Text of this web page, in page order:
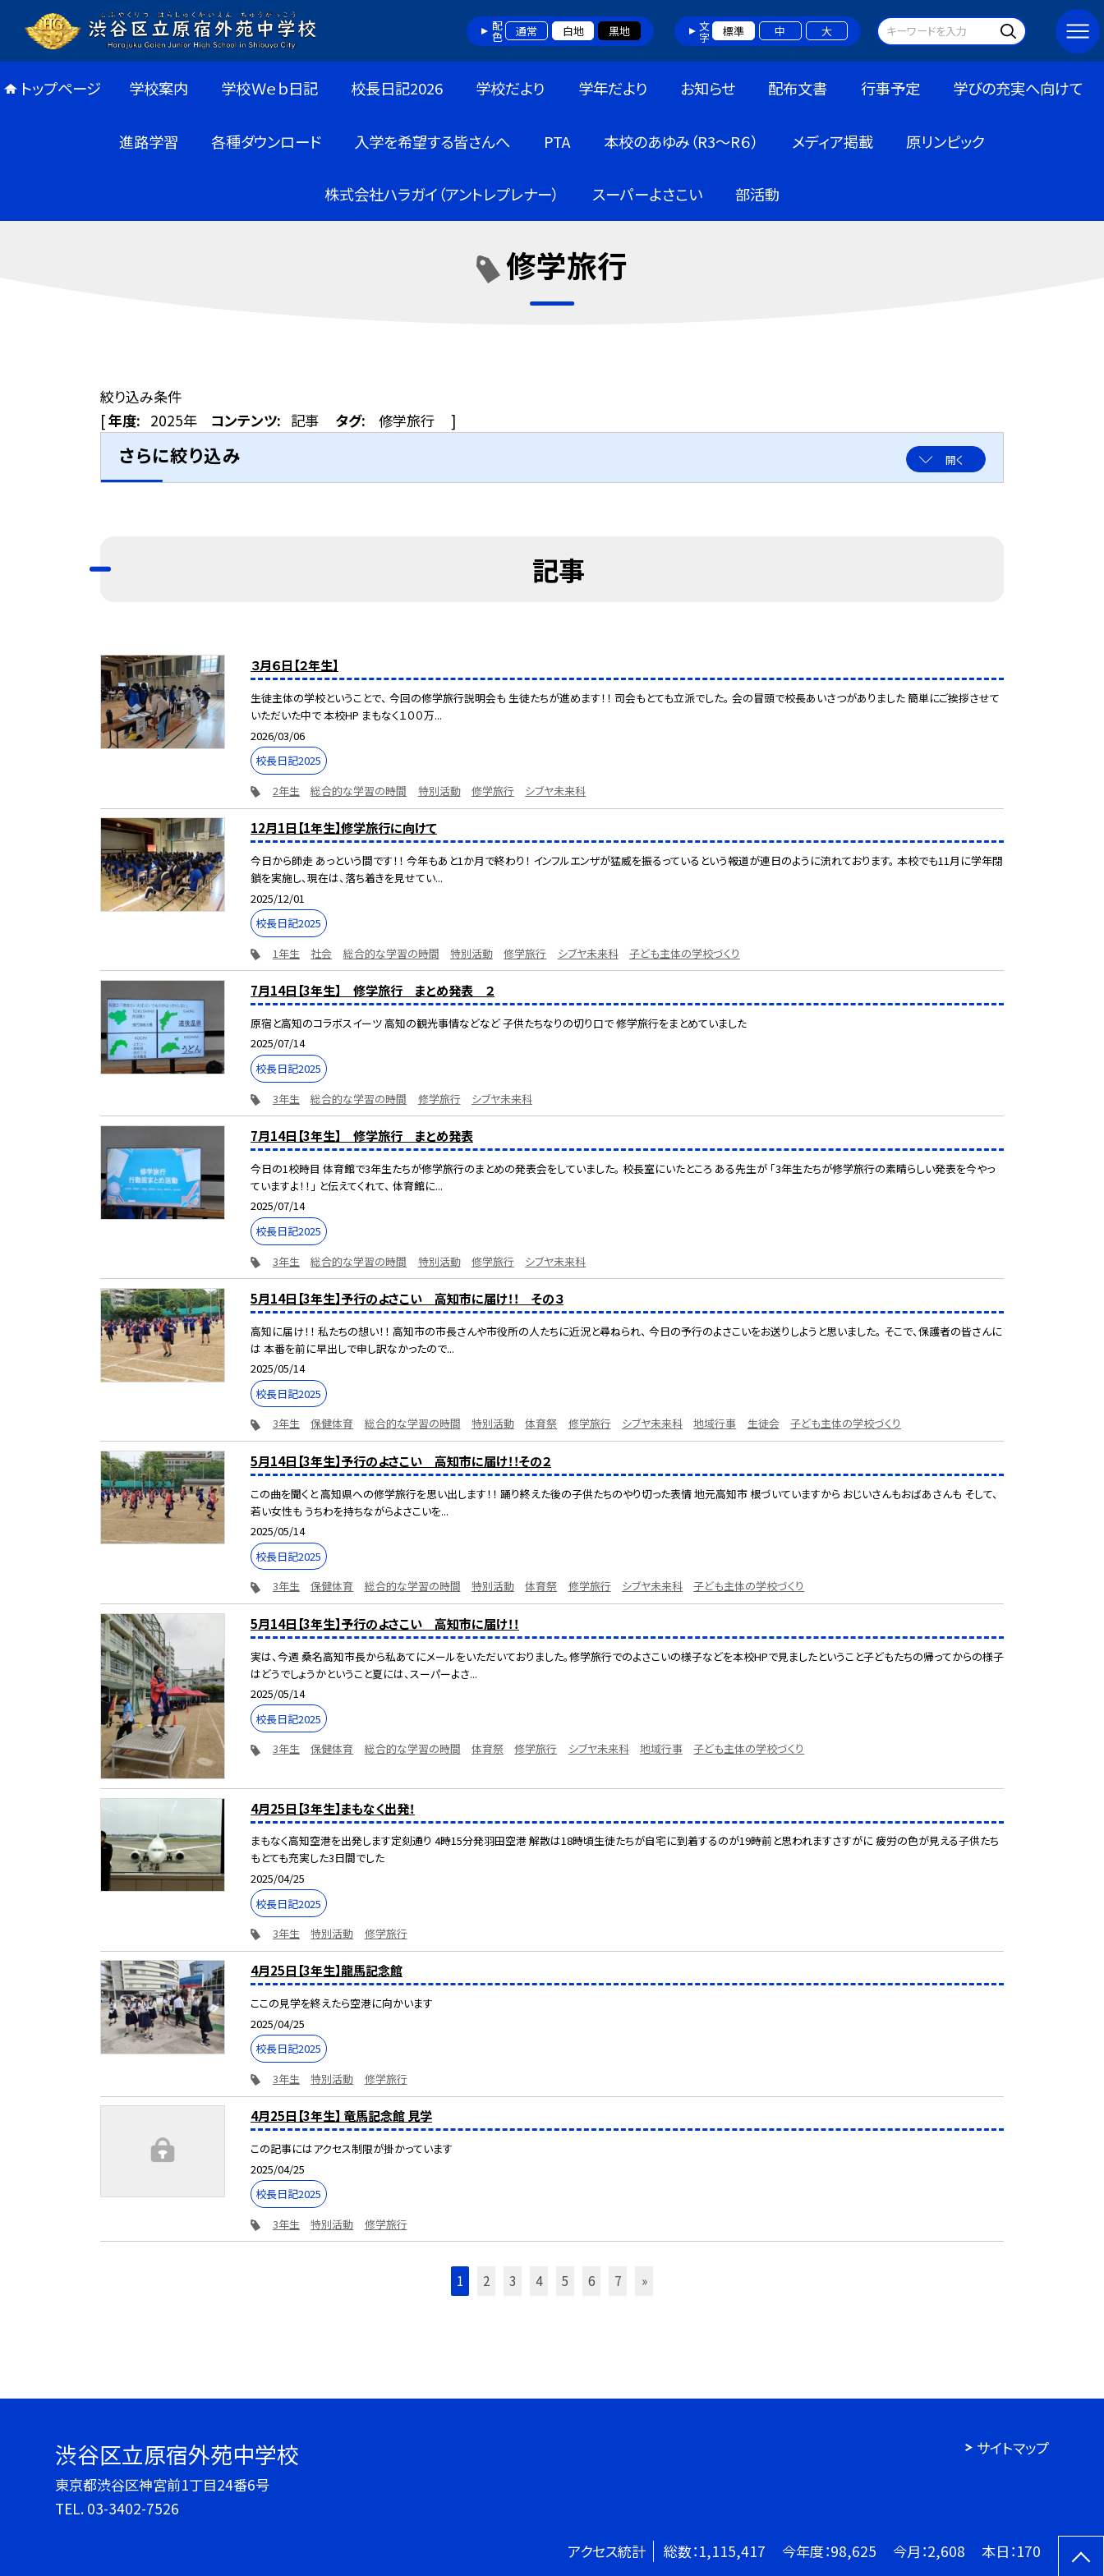
配色 通常 白地 黒地 文字 標準 中 大
トップページ 学校案内 学校Ｗｅｂ日記 校長日記2026 学校だより 学年だより お知らせ 配布文書 行事予定 学びの充実へ向けて
進路学習 各種ダウンロード 入学を希望する皆さんへ PTA 本校のあゆみ（R3～R６） メディア掲載 原リンピック
株式会社ハラガイ（アントレプレナー） スーパーよさこい 部活動
修学旅行
絞り込み条件
[年度: 2025年 コンテンツ: 記事 タグ: 修学旅行 ]
さらに絞り込み 開く
記事
３月６日【２年生】
生徒主体の学校ということで、 今回の修学旅行説明会も 生徒たちが進めます！！ 司会もとても立派でした。 会の冒頭で校長あいさつがありました 簡単にご挨拶させて
いただいた中で 本校HP まもなく１００万...
2026/03/06
校長日記2025
2年生
総合的な学習の時間 特別活動 修学旅行 シブヤ未来科
12月1日【1年生】修学旅行に向けて
今日から師走 あっという間です！！ 今年もあと1か月で終わり！ インフルエンザが猛威を振るっているという報道が連日のように流れております。 本校でも11月に学年閉
鎖を実施し、現在は、落ち着きを見せてい...
2025/12/01
校長日記2025
1年生
社会 総合的な学習の時間 特別活動 修学旅行 シブヤ未来科 子ども主体の学校づくり
7月14日【3年生】 修学旅行 まとめ発表 ２
原宿と高知のコラボスイーツ 高知の観光事情などなど 子供たちなりの切り口で 修学旅行をまとめていました
2025/07/14
校長日記2025
3年生
総合的な学習の時間 修学旅行 シブヤ未来科
7月14日【3年生】 修学旅行 まとめ発表
今日の1校時目 体育館で3年生たちが修学旅行のまとめの発表会をしていました。 校長室にいたところ ある先生が 「3年生たちが修学旅行の素晴らしい発表を今やっ
ていますよ！！」 と伝えてくれて、 体育館に...
2025/07/14
校長日記2025
3年生
総合的な学習の時間 特別活動 修学旅行 シブヤ未来科
5月14日【3年生】予行のよさこい 高知市に届け！！ その３
高知に届け！！ 私たちの想い！！ 高知市の市長さんや市役所の人たちに近況と尋ねられ、 今日の予行のよさこいをお送りしようと思いました。 そこで、保護者の皆さんに
は 本番を前に早出しで申し訳なかったので...
2025/05/14
校長日記2025
3年生
保健体育 総合的な学習の時間 特別活動 体育祭 修学旅行 シブヤ未来科 地域行事 生徒会 子ども主体の学校づくり
5月14日【3年生】予行のよさこい 高知市に届け！！その２
この曲を聞くと 高知県への修学旅行を思い出します！！ 踊り終えた後の子供たちのやり切った表情 地元高知市 根づいていますから おじいさんもおばあさんも そして、
若い女性も うちわを持ちながらよさこいを...
2025/05/14
校長日記2025
3年生
保健体育 総合的な学習の時間 特別活動 体育祭 修学旅行 シブヤ未来科 子ども主体の学校づくり
5月14日【3年生】予行のよさこい 高知市に届け！！
実は、今週 桑名高知市長から私あてにメールをいただいておりました。修学旅行でのよさこいの様子などを本校HPで見ましたということ子どもたちの帰ってからの様子
はどうでしょうかということ夏には、スーパーよさ...
2025/05/14
校長日記2025
3年生
保健体育 総合的な学習の時間 体育祭 修学旅行 シブヤ未来科 地域行事 子ども主体の学校づくり
4月25日【3年生】まもなく出発！
まもなく高知空港を出発します定刻通り 4時15分発羽田空港 解散は18時頃生徒たちが自宅に到着するのが19時前と思われますさすがに 疲労の色が見える子供たち
もとても充実した3日間でした
2025/04/25
校長日記2025
3年生
特別活動 修学旅行
4月25日【3年生】龍馬記念館
ここの見学を終えたら空港に向かいます
2025/04/25
校長日記2025
3年生
特別活動 修学旅行
4月25日【3年生】 竜馬記念館 見学
この記事にはアクセス制限が掛かっています
2025/04/25
校長日記2025
3年生
特別活動 修学旅行
1 2 3 4 5 6 7 »
渋谷区立原宿外苑中学校
東京都渋谷区神宮前1丁目24番6号
TEL. 03-3402-7526
サイトマップ
アクセス統計 総数：1,115,417 今年度：98,625 今月：2,608 本日：170